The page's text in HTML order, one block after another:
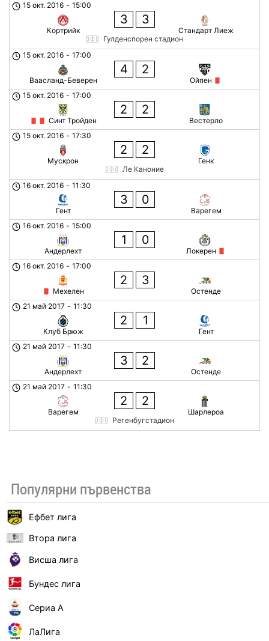
Популярни първенства
Ефбет лига
Втора лига
Висша лига
Бундес лига
Сериа А
ЛаЛига
15 окт. 2016 - 15:00
Кортрийк
3 3
Стандарт Лиеж
Гулденспорен стадион
15 окт. 2016 - 17:00
Ваасланд-Беверен
4 2
Ойпен
15 окт. 2016 - 17:00
Синт Тройден
2 2
Вестерло
15 окт. 2016 - 17:30
Мускрон
2 2
Генк
Ле Каноние
16 окт. 2016 - 11:30
Гент
3 0
Варегем
16 окт. 2016 - 15:00
Андерлехт
1 0
Локерен
16 окт. 2016 - 17:00
Мехелен
2 3
Остенде
21 май 2017 - 11:30
Клуб Брюж
2 1
Гент
21 май 2017 - 11:30
Андерлехт
3 2
Остенде
21 май 2017 - 11:30
Варегем
2 2
Шарлероа
Регенбугстадион